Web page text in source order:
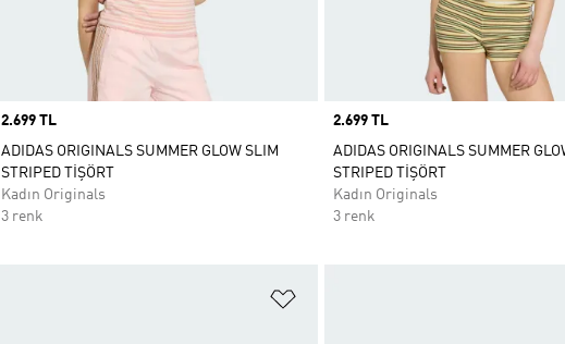
Price
2.699 TL
ADIDAS ORIGINALS SUMMER GLOW SLIM
STRIPED TİŞÖRT
Kadın Originals
3 renk
Price
2.699 TL
ADIDAS ORIGINALS SUMMER
STRIPED TİŞÖRT
Kadın Originals
3 renk